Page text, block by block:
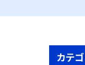
カテ